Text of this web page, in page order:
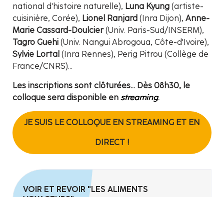
national d'histoire naturelle), Luna Kyung (artiste-
cuisinière, Corée), Lionel Ranjard (Inra Dijon), Anne-
Marie Cassard-Doulcier(Univ. Paris-Sud/INSERM),
Tagro Guehi (Univ. Nangui Abrogoua, Côte-d'Ivoire),
Sylvie Lortal (Inra Rennes), Perig Pitrou (Collège de
France/CNRS)...
Les inscriptions sont clôturées... Dès 08h30, le
colloque sera disponible en streaming.
JE SUIS LE COLLOQUE EN STREAMING ET EN
DIRECT !
VOIR ET REVOIR "LES ALIMENTS